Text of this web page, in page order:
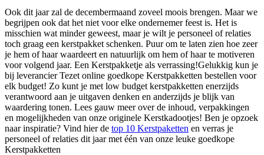
Ook dit jaar zal de decembermaand zoveel moois brengen. Maar we
begrijpen ook dat het niet voor elke ondernemer feest is. Het is
misschien wat minder geweest, maar je wilt je personeel of relaties
toch graag een kerstpakket schenken. Puur om te laten zien hoe zeer
je hem of haar waardeert en natuurlijk om hem of haar te motiveren
voor volgend jaar. Een Kerstpakketje als verrassing!Gelukkig kun je
bij leverancier Tezet online goedkope Kerstpakketten bestellen voor
elk budget! Zo kunt je met low budget kerstpakketten enerzijds
verantwoord aan je uitgaven denken en anderzijds je blijk van
waardering tonen. Lees gauw meer over de inhoud, verpakkingen
en mogelijkheden van onze originele Kerstkadootjes! Ben je opzoek
naar inspiratie? Vind hier de top 10 Kerstpaketten en verras je
personeel of relaties dit jaar met één van onze leuke goedkope
Kerstpakketten